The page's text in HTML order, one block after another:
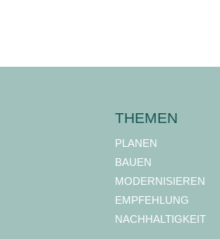
THEMEN
PLANEN
BAUEN
MODERNISIEREN
EMPFEHLUNG
NACHHALTIGKEIT